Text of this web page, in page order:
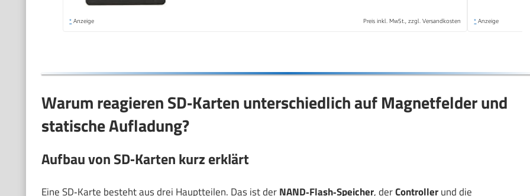
* Anzeige Preis inkl. MwSt., zzgl. Versandkosten * Anzeige
Warum reagieren SD‑Karten unterschiedlich auf Magnetfelder und
statische Aufladung?
Aufbau von SD‑Karten kurz erklärt
Eine SD‑Karte besteht aus drei Hauptteilen. Das ist derNAND‑Flash‑Speicher, derControllerund die